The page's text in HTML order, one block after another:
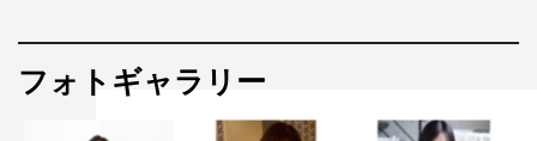
フォトギャラリー